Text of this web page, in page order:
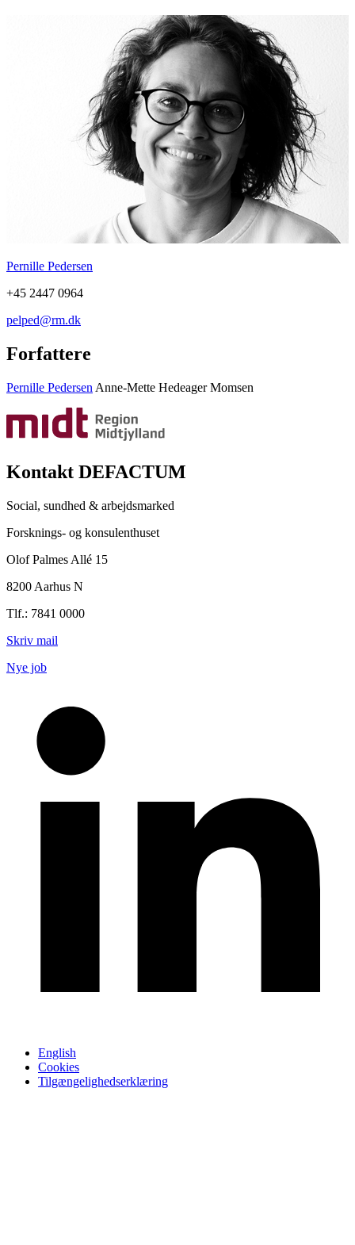
Pernille Pedersen
+45 2447 0964
pelped@rm.dk
Forfattere
Pernille Pedersen Anne-Mette Hedeager Momsen
Kontakt DEFACTUM
Social, sundhed & arbejdsmarked
Forsknings- og konsulenthuset
Olof Palmes Allé 15
8200 Aarhus N
Tlf.: 7841 0000
Skriv mail
Nye job
English
Cookies
Tilgængelighedserklæring